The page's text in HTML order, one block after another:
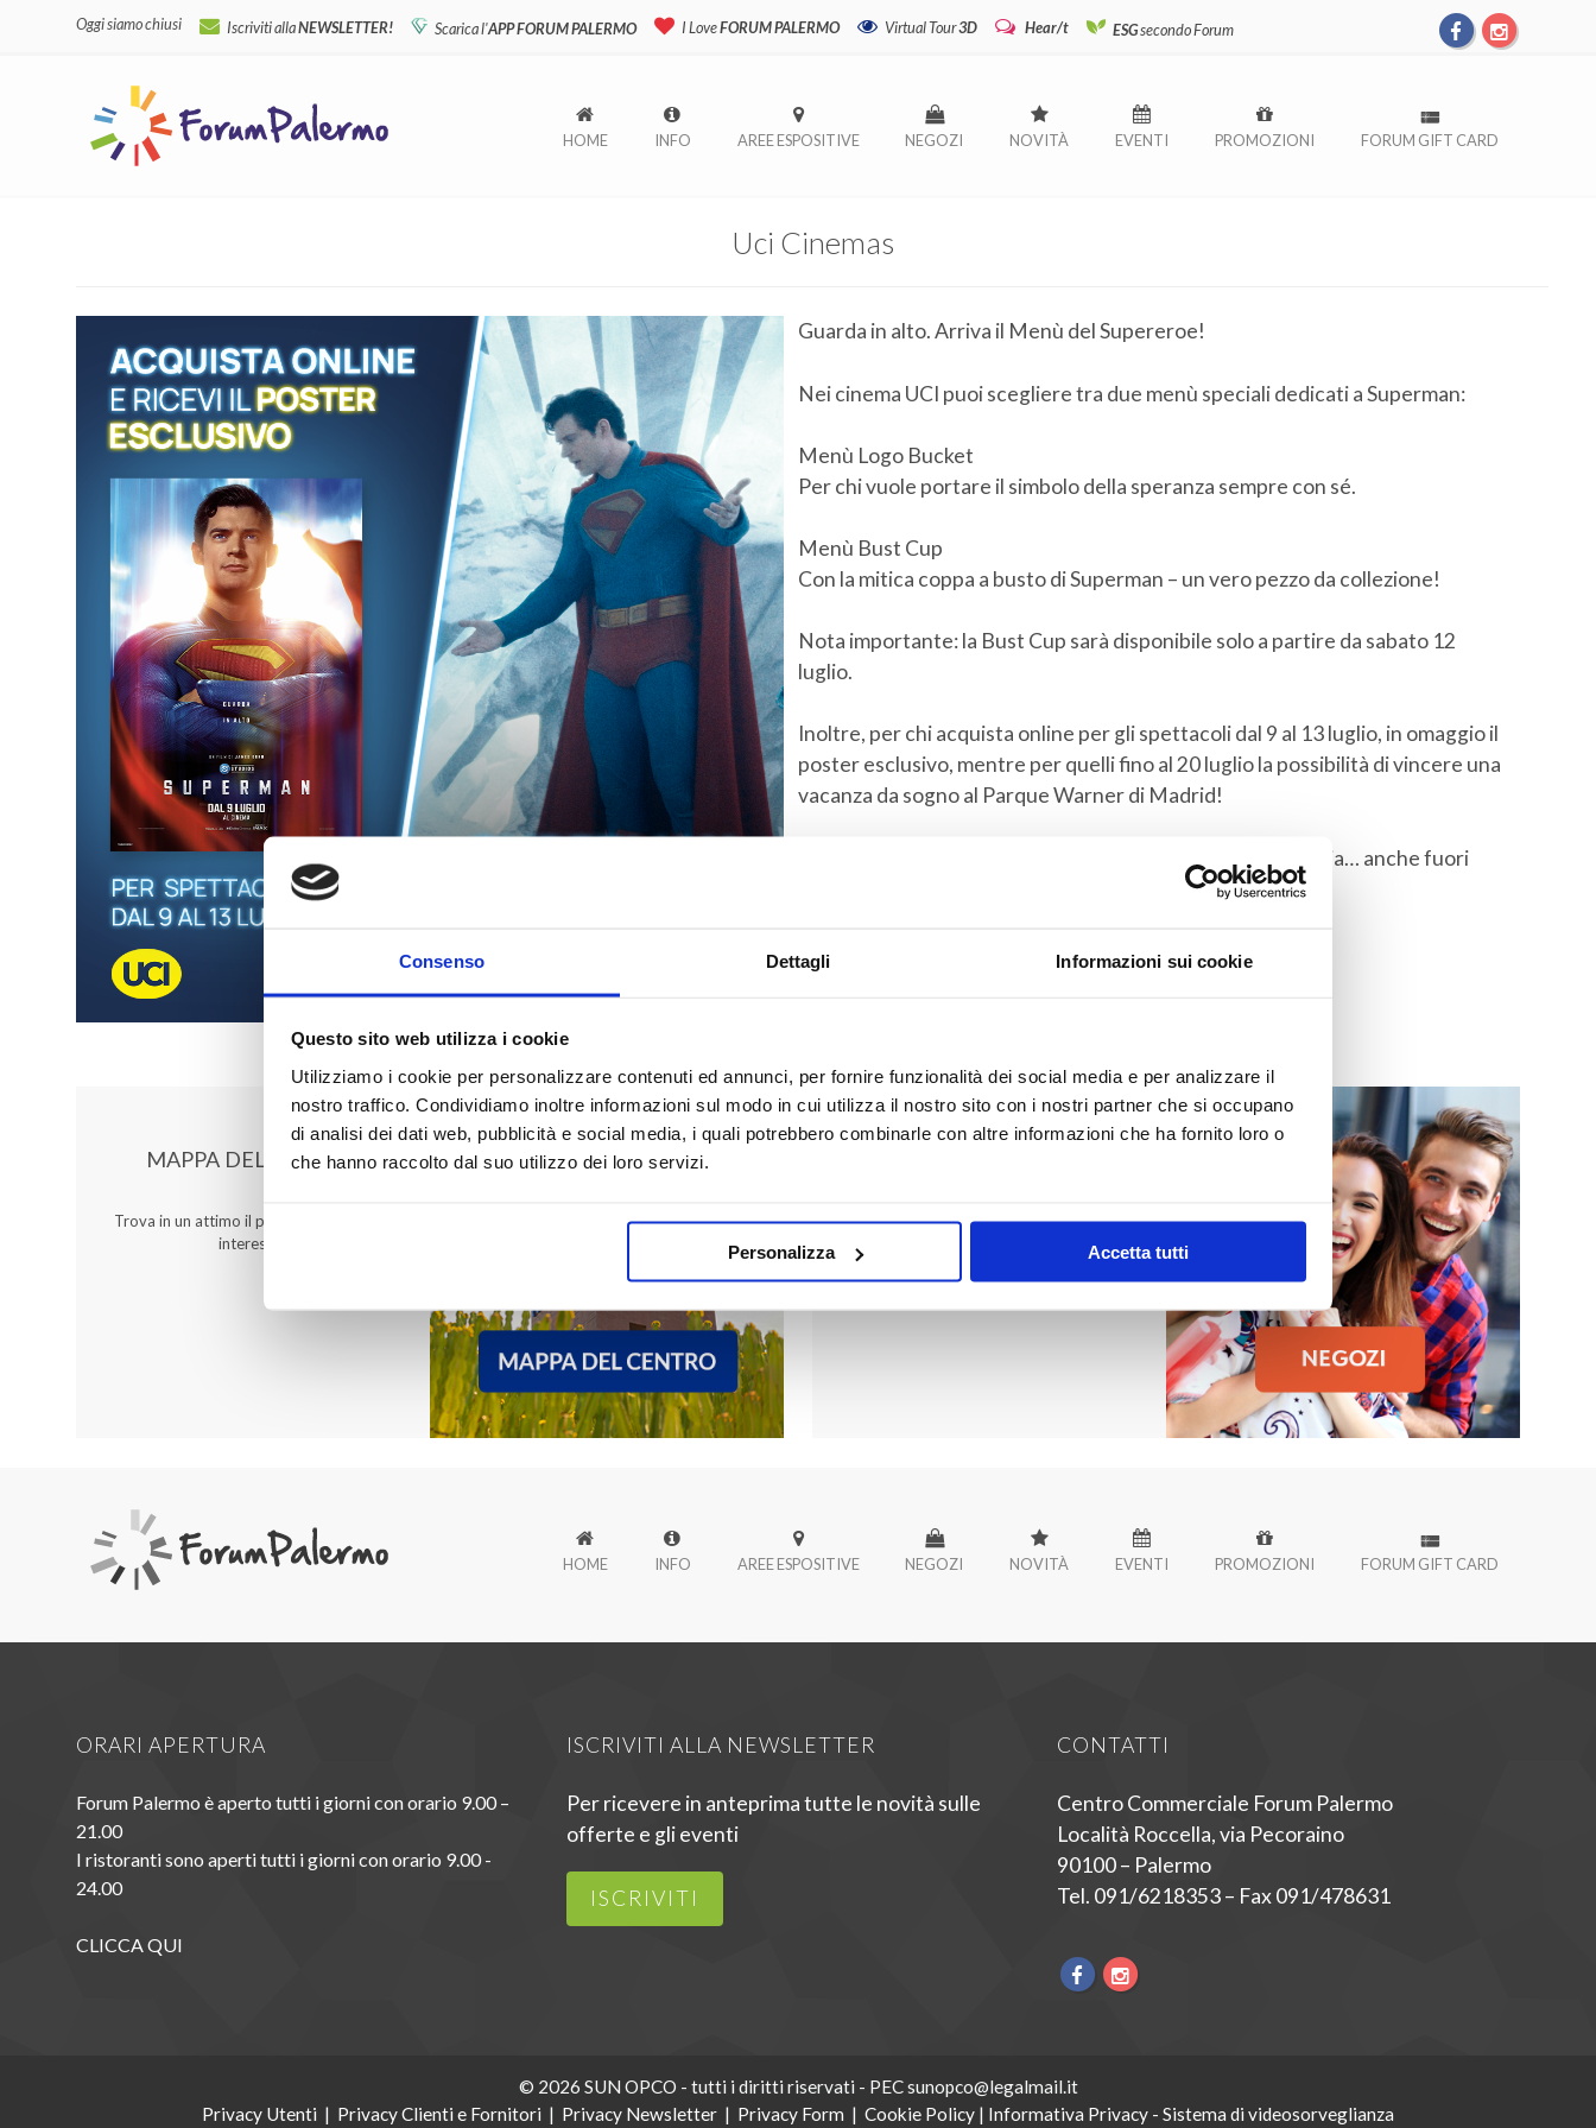
Consenso Dettagli Informazioni sui cookie
Questo sito web utilizza i cookie
Utilizziamo i cookie per personalizzare contenuti ed annunci, per fornire funzionalità dei social media e per analizzare il
nostro traffico. Condividiamo inoltre informazioni sul modo in cui utilizza il nostro sito con i nostri partner che si occupano
di analisi dei dati web, pubblicità e social media, i quali potrebbero combinarle con altre informazioni che ha fornito loro o
che hanno raccolto dal suo utilizzo dei loro servizi.
Personalizza Accetta tutti
Oggi siamo chiusi Iscriviti allaNEWSLETTER! Scarica l'APP FORUM PALERMO I LoveFORUM PALERMO Virtual Tour3D Hear/t ESGsecondo Forum
HOME INFO AREE ESPOSITIVE NEGOZI NOVITÀ EVENTI PROMOZIONI FORUM GIFT CARD
Uci Cinemas
Guarda in alto. Arriva il Menù del Supereroe!
Nei cinema UCI puoi scegliere tra due menù speciali dedicati a Superman:
Menù Logo Bucket
Per chi vuole portare il simbolo della speranza sempre con sé.
Menù Bust Cup
Con la mitica coppa a busto di Superman – un vero pezzo da collezione!
Nota importante: la Bust Cup sarà disponibile solo a partire da sabato 12
luglio.
Inoltre, per chi acquista online per gli spettacoli dal 9 al 13 luglio, in omaggio il
poster esclusivo, mentre per quelli fino al 20 luglio la possibilità di vincere una
vacanza da sogno al Parque Warner di Madrid!
Non perdere l’occasione di vivere un’avventura leggendaria… anche fuori
MAPPA DEL CENTRO
Trova in un attimo il punto vendita che ti
interessa!
Scopri tutti i negozi di Forum Palermo!
HOME INFO AREE ESPOSITIVE NEGOZI NOVITÀ EVENTI PROMOZIONI FORUM GIFT CARD
ORARI APERTURA
Forum Palermo è aperto tutti i giorni con orario 9.00 –
21.00
I ristoranti sono aperti tutti i giorni con orario 9.00 -
24.00
CLICCA QUI
ISCRIVITI ALLA NEWSLETTER
Per ricevere in anteprima tutte le novità sulle
offerte e gli eventi
ISCRIVITI
CONTATTI
Centro Commerciale Forum Palermo
Località Roccella, via Pecoraino
90100 – Palermo
Tel. 091/6218353 – Fax 091/478631
© 2026 SUN OPCO - tutti i diritti riservati - PEC sunopco@legalmail.it
Privacy Utenti | Privacy Clienti e Fornitori | Privacy Newsletter | Privacy Form | Cookie Policy | Informativa Privacy - Sistema di videosorveglianza